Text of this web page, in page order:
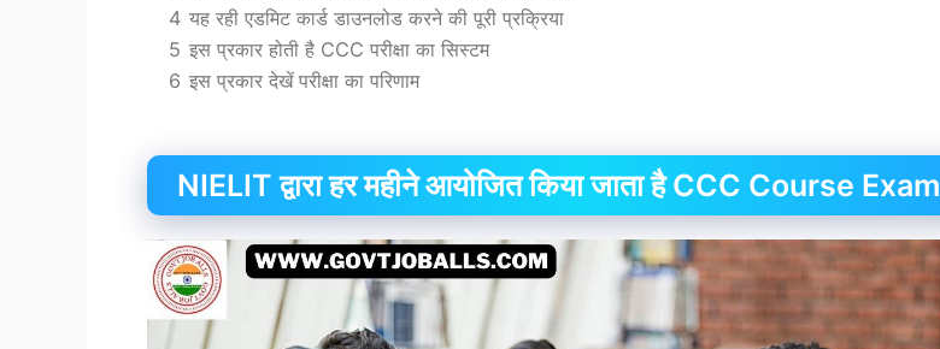
4 यह रही एडमिट कार्ड डाउनलोड करने की पूरी प्रक्रिया
5 इस प्रकार होती है CCC परीक्षा का सिस्टम
6 इस प्रकार देखें परीक्षा का परिणाम
NIELIT द्वारा हर महीने आयोजित किया जाता है CCC Course Exam